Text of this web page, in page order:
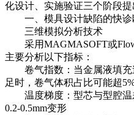
化设计、实施验证三个阶段提
一、模具设计缺陷的快诊
三维模拟分析技术
采用MAGMASOFT或
主要分析以下指标：
卷气指数：当金属液填充
足时，卷气体积占比可能超
温度梯度：型芯与型腔温
0.2-0.5mm变形